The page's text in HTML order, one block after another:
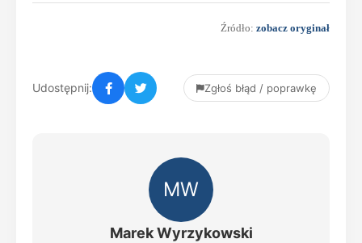
Źródło: zobacz oryginał
Udostępnij: Zgłoś błąd / poprawkę
MW
Marek Wyrzykowski